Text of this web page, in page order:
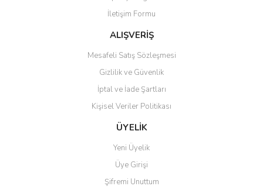
Ürün fiyatı diğer sitelerden daha pahalı.
Bu ürüne benzer farklı alternatifler olmalı.
Gönder
İletişim Formu
ALIŞVERİŞ
Mesafeli Satış Sözleşmesi
Gizlilik ve Güvenlik
İptal ve İade Şartları
Kişisel Veriler Politikası
ÜYELİK
Yeni Üyelik
Üye Girişi
Şifremi Unuttum